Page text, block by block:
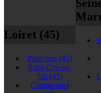
Loiret (45)
Pithiviers (45)
Saint-Cyr-en-
Val (45)
Champoulet